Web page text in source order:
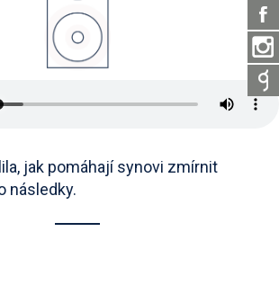
jak pomáhají synovi zmírnit
následky.